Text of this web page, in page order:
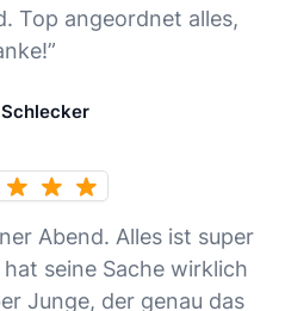
Top angeordnet alles,
Abend. Alles ist super
seine Sache wirklich
Junge, der genau das